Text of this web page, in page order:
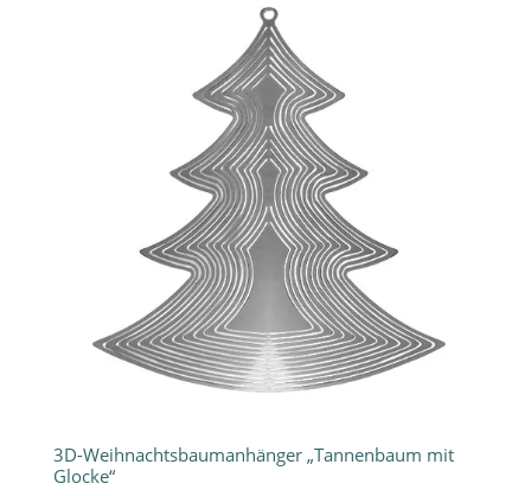
3D-Weihnachtsbaumanhänger „Tannenbaum mit
Glocke“